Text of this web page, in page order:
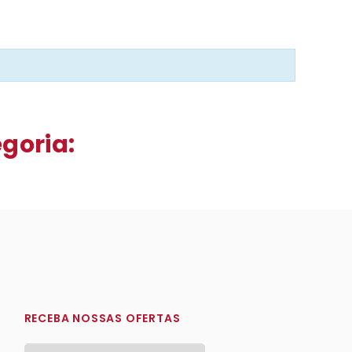
RECEBA NOSSAS OFERTAS